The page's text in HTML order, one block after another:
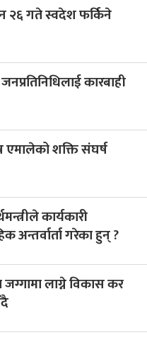
२६ गते स्वदेश फर्किने
कारबाही
एमालेको शक्ति संघर्ष
कार्यकारी
अन्तर्वार्ता गरेका हुन् ?
जग्गामा लाग्ने विकास कर